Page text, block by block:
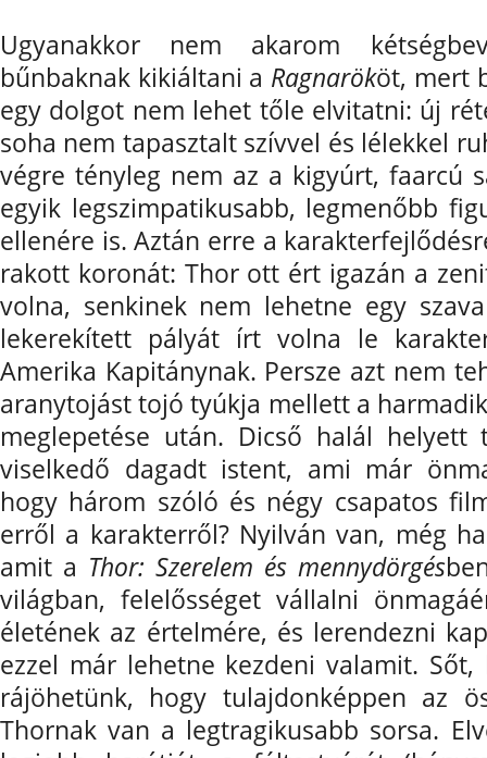
Ugyanakkor nem akarom
bűnbaknak kikiáltani a Ragnarököt, mert
egy dolgot nem lehet tőle elvitatni: új
soha nem tapasztalt szívvel és lélekkel
végre tényleg nem az a kigyúrt, faarcú
egyik legszimpatikusabb, legmenőbb
ellenére is. Aztán erre a
rakott koronát: Thor ott ért igazán a
volna, senkinek nem lehetne egy
lekerekített pályát írt volna le
Amerika Kapitánynak. Persze azt nem
aranytojást tojó tyúkja mellett a
meglepetése után. Dicső halál
viselkedő dagadt istent, ami már
hogy három szóló és négy csapatos
erről a karakterről? Nyilván van, még
amit a Thor: Szerelem és mennydörgés
világban, felelősséget vállalni
életének az értelmére, és lerendezni
ezzel már lehetne kezdeni valamit.
rájöhetünk, hogy tulajdonképpen az
Thornak van a legtragikusabb sorsa.